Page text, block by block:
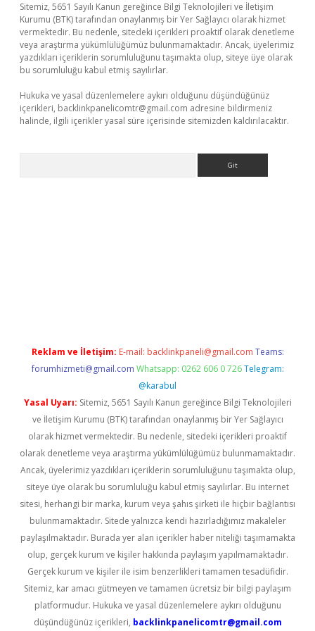
Sitemiz, 5651 Sayılı Kanun gereğince Bilgi Teknolojileri ve İletişim
Kurumu (BTK) tarafından onaylanmış bir Yer Sağlayıcı olarak hizmet
vermektedir. Bu nedenle, sitedeki içerikleri proaktif olarak denetleme
veya araştırma yükümlülüğümüz bulunmamaktadır. Ancak, üyelerimiz
yazdıkları içeriklerin sorumluluğunu taşımakta olup, siteye üye olarak
bu sorumluluğu kabul etmiş sayılırlar.
Hukuka ve yasal düzenlemelere aykırı olduğunu düşündüğünüz
içerikleri, backlinkpanelicomtr@gmail.com adresine bildirmeniz
halinde, ilgili içerikler yasal süre içerisinde sitemizden kaldırılacaktır.
Reklam ve İletişim: E-mail: backlinkpaneli@gmail.com Teams:
forumhizmeti@gmail.com Whatsapp: 0262 606 0 726 Telegram:
@karabul
Yasal Uyarı: Sitemiz, 5651 Sayılı Kanun gereğince Bilgi Teknolojileri
ve İletişim Kurumu (BTK) tarafından onaylanmış bir Yer Sağlayıcı
olarak hizmet vermektedir. Bu nedenle, sitedeki içerikleri proaktif
olarak denetleme veya araştırma yükümlülüğümüz bulunmamaktadır.
Ancak, üyelerimiz yazdıkları içeriklerin sorumluluğunu taşımakta olup,
siteye üye olarak bu sorumluluğu kabul etmiş sayılırlar. Bu internet
sitesi, herhangi bir marka, kurum veya şahıs şirketi ile hiçbir bağlantısı
bulunmamaktadır. Sitede yalnızca kendi hazırladığımız makaleler
paylaşılmaktadır. Burada yer alan içerikler haber niteliği taşımamakta
olup, gerçek kurum ve kişiler hakkında paylaşım yapılmamaktadır.
Gerçek kurum ve kişiler ile isim benzerlikleri tamamen tesadüfidir.
Sitemiz, kar amacı gütmeyen ve tamamen ücretsiz bir bilgi paylaşım
platformudur. Hukuka ve yasal düzenlemelere aykırı olduğunu
düşündüğünüz içerikleri, backlinkpanelicomtr@gmail.com